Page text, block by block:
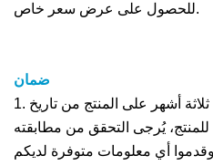
للحصول على عرض سعر خاص.
ضمان
1. فترة الضمان: يُقدم ضمان لمدة ثلاثة أشهر على المنتج من تاريخ
للمنتج، يُرجى التحقق من مطابقته
أي معلومات متوفرة لديكم